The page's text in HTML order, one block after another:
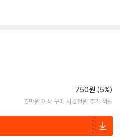
750원 (5%)
5만원 이상 구매 시 2천원 추가 적립